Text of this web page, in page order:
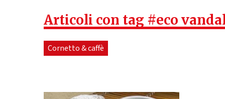
Articoli con tag #eco
Cornetto & caffè